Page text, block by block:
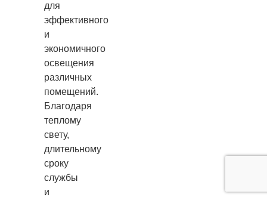
для
эффективного
и
экономичного
освещения
различных
помещений.
Благодаря
теплому
свету,
длительному
сроку
службы
и